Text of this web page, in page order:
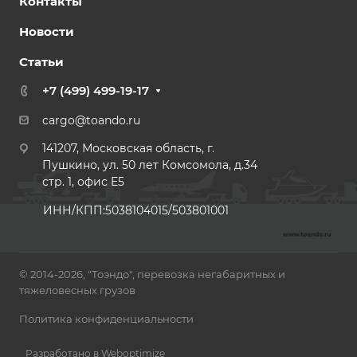
Новости
Статьи
+7 (499) 499-19-17
cargo@toando.ru
141207, Московская область, г.
Пушкино, ул. 50 лет Комсомола, д.34
стр. 1, офис E5
ИНН/КПП:5038104015/503801001
© 2014-2026, "Тоэндо", перевозка негабаритных и
тяжеловесных грузов
Политика конфиденциальности
Разработано в Weboptimize